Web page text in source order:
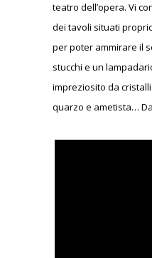
teatro dell’opera. Vi
dei tavoli situati
per poter ammirare il
stucchi e un
impreziosito da
quarzo e ametista…